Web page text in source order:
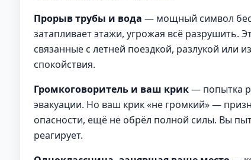
Прорыв трубы и вода — мощный символ
затапливает этажи, угрожая всё разрушить.
связанные с летней поездкой, разлукой
спокойствия.
Громкоговоритель и ваш крик— попытка
эвакуации. Но ваш крик «не громкий» —
опасности, ещё не обрёл полной силы. Вы
реагирует.